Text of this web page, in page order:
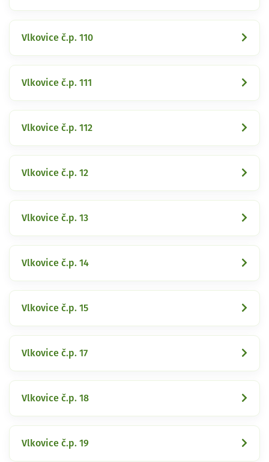
Vlkovice č.p. 110
Vlkovice č.p. 111
Vlkovice č.p. 112
Vlkovice č.p. 12
Vlkovice č.p. 13
Vlkovice č.p. 14
Vlkovice č.p. 15
Vlkovice č.p. 17
Vlkovice č.p. 18
Vlkovice č.p. 19